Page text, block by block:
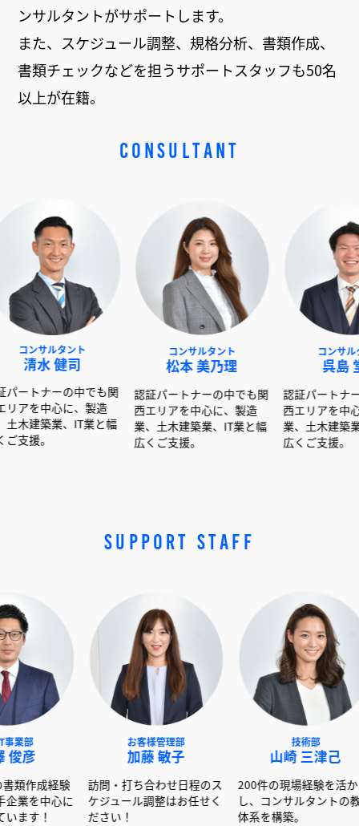
ンサルタントがサポートします。
また、スケジュール調整、規格分析、書類作成、
書類チェックなどを担うサポートスタッフも50名
以上が在籍。
CONSULTANT
ント
中でも関
、製造
IT業と幅
コンサルタント
松本 美乃理
認証パートナーの中でも関
西エリアを中心に、製造
業、土木建築業、IT業と幅
広くご支援。
コンサルタント
認証パートナーの中でも関
西エリアを中心に、製造
業、土木建築業、IT業と幅
広くご支援。
SUPPORT STAFF
山
200件の現
し、コンサ
訪問・打ち合わせ日程のス
ケジュール調整はお任せく
600社以上の書類作成経験
を活かし大手企業を中心に
サポートしています！